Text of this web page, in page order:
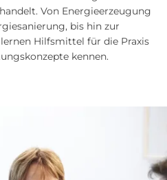
Von Energieerzeugung
bis hin zur
Hilfsmittel für die Praxis
kennen.